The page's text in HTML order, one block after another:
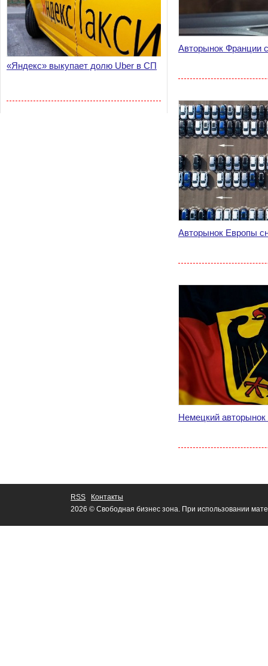
«Яндекс» выкупает долю Uber в СП
Авторынок Франции
Авторынок Европы
Немецкий авторынок
RSS
Контакты
2026 © Свободная бизнес зона. При использовании